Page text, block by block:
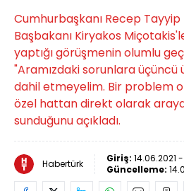
Cumhurbaşkanı Recep
Başbakanı Kiryakos
yaptığı görüşmenin olumlu
"Aramızdaki sorunlara
dahil etmeyelim. Bir problem
özel hattan direkt olarak
sunduğunu açıkladı.
Habertürk Giriş: 14.06.2021 -
Güncelleme: